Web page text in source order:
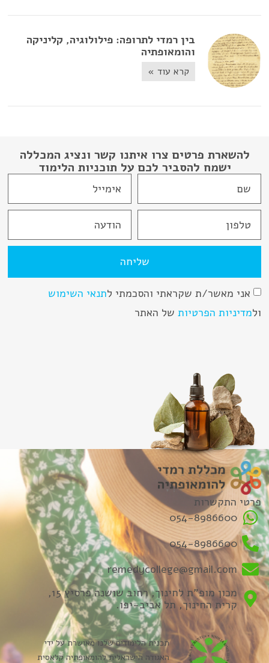
בין רמדי לתרופה: פילולוגיה, קליניקה
והומאופתיה
קרא עוד »
להשארת פרטים צרו איתנו קשר ונציג המכללה
ישמח להסביר לכם על תוכניות הלימוד
אני מאשר/ת שקראתי והסכמתי לתנאי השימוש
ולמדיניות הפרטיות של האתר
שליחה
פרטי התקשרות
054-8986600
054-8986600
remedycollege@gmail.com
מכון מופ"ת לחינוך, רחוב שושנה פרסיץ 15,
קרית החינוך, תל אביב-יפו.
תכנית הלימודים שלנו מאושרת על ידי
האגודה הישראלית להומאופתיה קלאסית